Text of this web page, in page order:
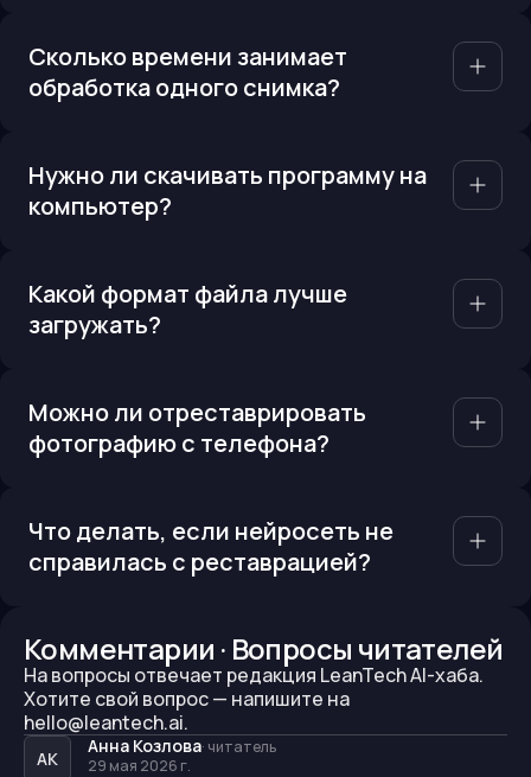
Сколько времени занимает
обработка одного снимка?
Нужно ли скачивать программу на
компьютер?
Какой формат файла лучше
загружать?
Можно ли отреставрировать
фотографию с телефона?
Что делать, если нейросеть не
справилась с реставрацией?
Комментарии · Вопросы читателей
На вопросы отвечает редакция LeanTech AI-хаба.
Хотите свой вопрос — напишите на
hello@leantech.ai.
АК
Анна Козлова· читатель
29 мая 2026 г.